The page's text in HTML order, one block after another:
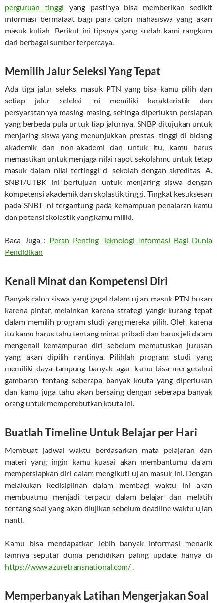
perguruan tinggi yang pastinya bisa memberikan sedikit
informasi bermafaat bagi para calon mahasiswa yang akan
masuk kuliah. Berikut ini tipsnya yang sudah kami rangkum
dari berbagai sumber terpercaya.
Memilih Jalur Seleksi Yang Tepat
Ada tiga jalur seleksi masuk PTN yang bisa kamu pilih dan
setiap jalur seleksi ini memiliki karakteristik dan
persyaratannya masing-masing, sehinga diperlukan persiapan
yang berbeda pula untuk tiap jalurnya. SNBP ditujukan untuk
menjaring siswa yang menunjukkan prestasi tinggi di bidang
akademik dan non-akademi dan untuk itu, kamu harus
memastikan untuk menjaga nilai rapot sekolahmu untuk tetap
masuk dalam nilai tertinggi di sekolah dengan akreditasi A.
SNBT/UTBK ini bertujuan untuk menjaring siswa dengan
kompetensi akademik dan skolastik tinggi. Tingkat kesuksesan
pada SNBT ini tergantung pada kemampuan penalaran kamu
dan potensi skolastik yang kamu miliki.
Baca Juga : Peran Penting Teknologi Informasi Bagi Dunia
Pendidikan
Kenali Minat dan Kompetensi Diri
Banyak calon siswa yang gagal dalam ujian masuk PTN bukan
karena pintar, melainkan karena strategi yangk kurang tepat
dalam memilih program studi yang mereka pilih. Oleh karena
itu kamu harus tahu tentang minat pribadi dan harus jeli dalam
mengenali kemampuran diri sebelum memutuskan jurusan
yang akan dipilih nantinya. Pilihlah program studi yang
memiliki daya tampung banyak agar kamu bisa mengetahui
gambaran tentang seberapa banyak kouta yang diperlukan
dan kamu juga tahu akan bersaing dengan seberapa banyak
orang untuk memperebutkan kouta ini.
Buatlah Timeline Untuk Belajar per Hari
Membuat jadwal waktu berdasarkan mata pelajaran dan
materi yang ingin kamu kuasai akan membantumu dalam
mempersiapkan diri dalam mengikuti ujian masuk ini. Dengan
melakukan kedisiplinan dalam membagi waktu ini akan
membuatmu menjadi terpacu dalam belajar dan melatih
tentang soal yang akan diujikan sebelum deadline waktu ujian
nanti.
Kamu bisa mendapatkan lebih banyak informasi menarik
lainnya seputar dunia pendidikan paling update hanya di
https://www.azuretransnational.com/.
Memperbanyak Latihan Mengerjakan Soal